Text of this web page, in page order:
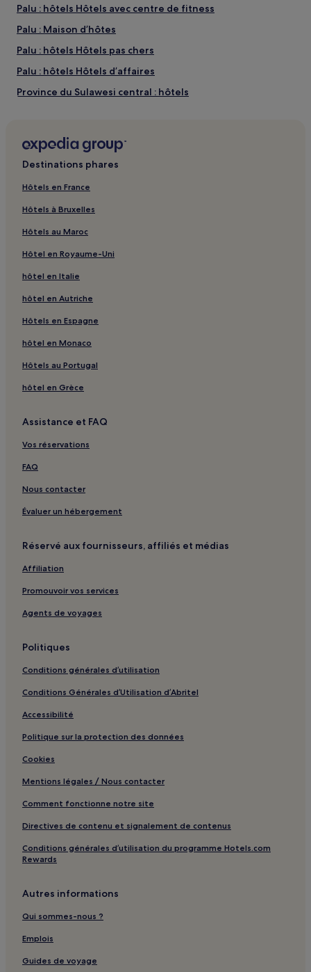
sont
de
changer.
Des
conditions
peuvent
Palu : hôtels Hôtels avec centre de fitness
Palu : Maison d’hôtes
Palu : hôtels Hôtels pas chers
Palu : hôtels Hôtels d’affaires
Province du Sulawesi central : hôtels
Destinations phares
Hôtels en France
Hôtels à Bruxelles
Hôtels au Maroc
Hôtel en Royaume-Uni
hôtel en Italie
hôtel en Autriche
Hôtels en Espagne
hôtel en Monaco
Hôtels au Portugal
hôtel en Grèce
Assistance et FAQ
Vos réservations
FAQ
Nous contacter
Évaluer un hébergement
Réservé aux fournisseurs, affiliés et médias
Affiliation
Promouvoir vos services
Agents de voyages
Politiques
Conditions générales d’utilisation
Conditions Générales d’Utilisation d’Abritel
Accessibilité
Politique sur la protection des données
Cookies
Mentions légales / Nous contacter
Comment fonctionne notre site
Directives de contenu et signalement de contenus
Conditions générales d’utilisation du programme Hotels.com
Rewards
Autres informations
Qui sommes-nous ?
Emplois
Guides de voyage